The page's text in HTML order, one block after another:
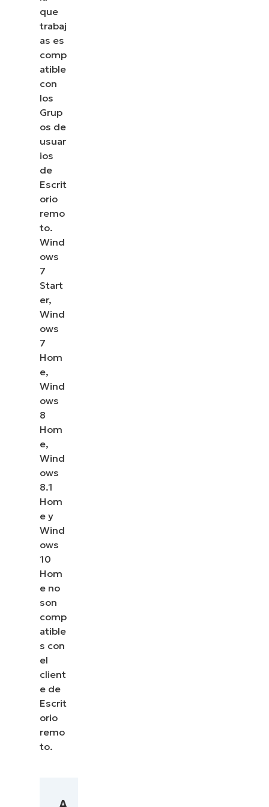
que
trabaj
as es
comp
atible
con
los
Grup
os de
usuar
ios
de
Escrit
orio
remo
to.
Wind
ows
7
Start
er,
Wind
ows
7
Hom
e,
Wind
ows
8
Hom
e,
Wind
ows
8.1
Hom
e y
Wind
ows
10
Hom
e no
son
comp
atible
s con
el
client
e de
Escrit
orio
remo
to.
cómo NinjaOne simplifica tareas de TI como la
gestión de endpoints, el parcheo, el MDM, la
gestión de tickets y mucho más.